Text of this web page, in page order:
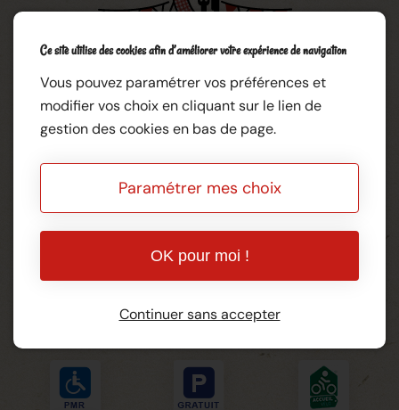
Où se trouve la Guinguette ?
Quai De La Loire
37210 ROCHECORBON
02 47 52 54 87
Informations
Ce site utilise des cookies afin d’améliorer votre expérience de navigation
Vous pouvez paramétrer vos préférences et
modifier vos choix en cliquant sur le lien de
gestion des cookies en bas de page.
Paramétrer mes choix
OK pour moi !
Continuer sans accepter